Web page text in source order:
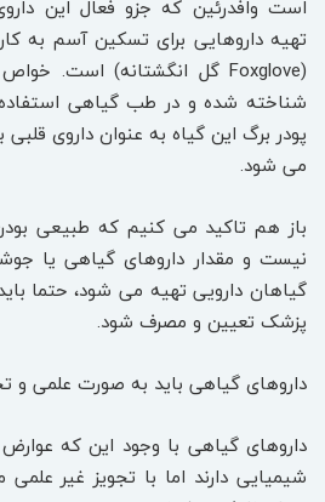
است وافدرئین که جزو فعال این
تهیه داروهایی برای تسکین آسم به
شناخته شده و در طب گیاهی استفاده
پودر برگ این گیاه به عنوان داروی قلبی
می شود.
باز هم تاکید می کنیم که طبیعی
نیست و مقدار داروهای گیاهی یا
گیاهان دارویی تهیه می شود، حتما
پزشک تعیین و مصرف شود.
داروهای گیاهی باید به صورت علمی
داروهای گیاهی با وجود این که
شیمیایی دارند اما با تجویز غیر